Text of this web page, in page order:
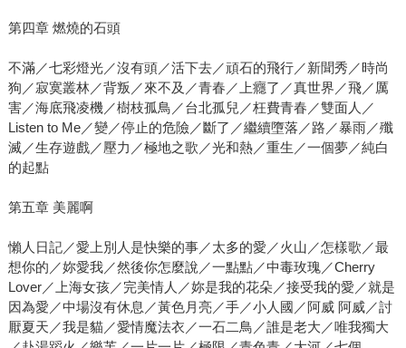
第四章 燃燒的石頭
不滿／七彩燈光／沒有頭／活下去／頑石的飛行／新聞秀／時尚
狗／寂寞叢林／背叛／來不及／青春／上癮了／真世界／飛／厲
害／海底飛凌機／樹枝孤鳥／台北孤兒／枉費青春／雙面人／
Listen to Me／變／停止的危險／斷了／繼續墮落／路／暴雨／殲
滅／生存遊戲／壓力／極地之歌／光和熱／重生／一個夢／純白
的起點
第五章 美麗啊
懶人日記／愛上別人是快樂的事／太多的愛／火山／怎樣歌／最
想你的／妳愛我／然後你怎麼說／一點點／中毒玫瑰／Cherry
Lover／上海女孩／完美情人／妳是我的花朵／接受我的愛／就是
因為愛／中場沒有休息／黃色月亮／手／小人國／阿威 阿威／討
厭夏天／我是貓／愛情魔法衣／一石二鳥／誰是老大／唯我獨大